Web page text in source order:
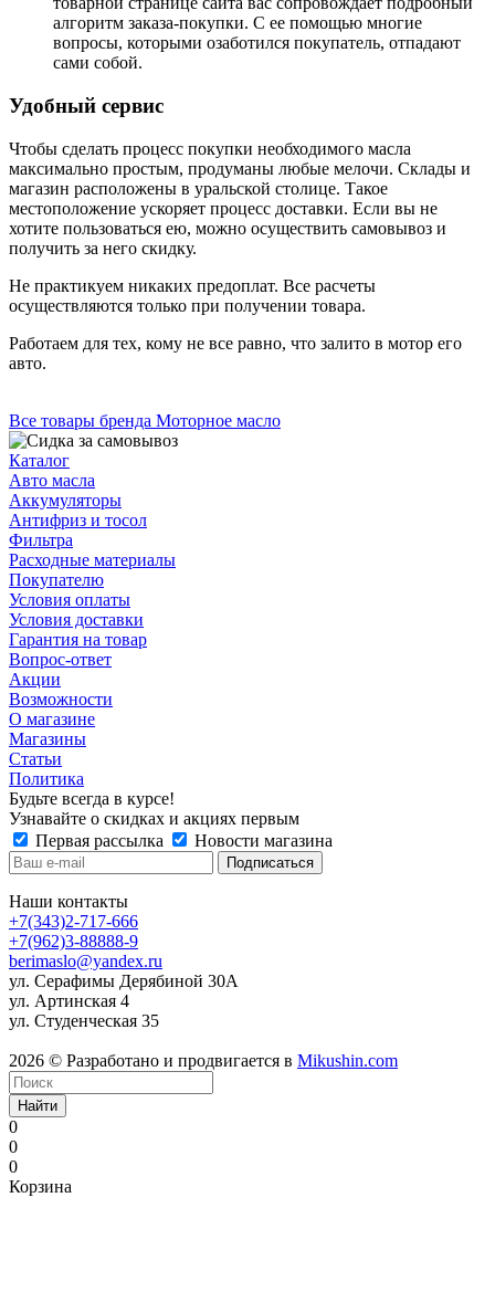
алгоритм заказа-покупки. С ее помощью многие
вопросы, которыми озаботился покупатель, отпадают
сами собой.
Удобный сервис
Чтобы сделать процесс покупки необходимого масла
максимально простым, продуманы любые мелочи. Склады и
магазин расположены в уральской столице. Такое
местоположение ускоряет процесс доставки. Если вы не
хотите пользоваться ею, можно осуществить самовывоз и
получить за него скидку.
Не практикуем никаких предоплат. Все расчеты
осуществляются только при получении товара.
Работаем для тех, кому не все равно, что залито в мотор его
авто.
Все товары бренда Моторное масло
Каталог
Авто масла
Аккумуляторы
Антифриз и тосол
Фильтра
Расходные материалы
Покупателю
Условия оплаты
Условия доставки
Гарантия на товар
Вопрос-ответ
Акции
Возможности
О магазине
Магазины
Статьи
Политика
Будьте всегда в курсе!
Узнавайте о скидках и акциях первым
Первая рассылка
Новости магазина
Наши контакты
+7(343)2-717-666
+7(962)3-88888-9
berimaslo@yandex.ru
ул. Серафимы Дерябиной 30А
ул. Артинская 4
ул. Студенческая 35
2026 © Разработано и продвигается в Mikushin.com
Найти
0
0
0
Корзина